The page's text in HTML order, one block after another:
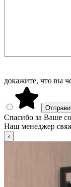
докажите, что вы
Спасибо за Ваше
Наш менеджер